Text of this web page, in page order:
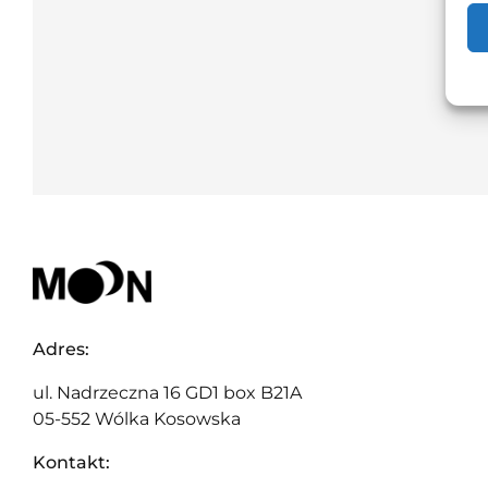
Adres:
ul. Nadrzeczna 16 GD1 box B21A
05-552 Wólka Kosowska
Kontakt: